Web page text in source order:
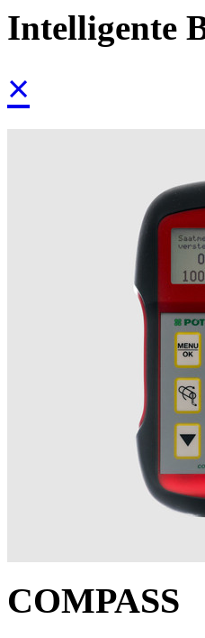
Intelligente
×
COMPASS